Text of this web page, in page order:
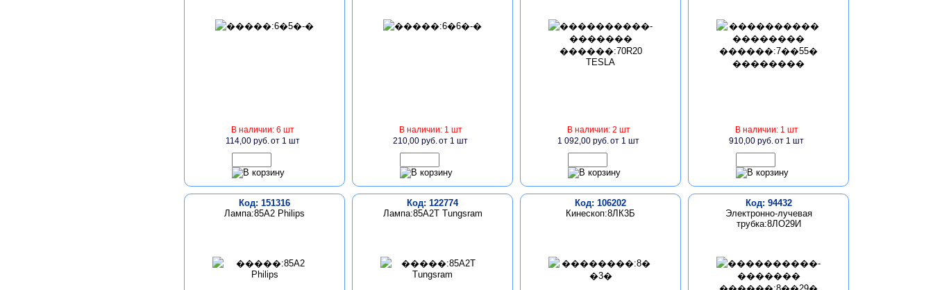
В наличии: 6 шт
114,00 руб.от 1 шт
В наличии: 1 шт
210,00 руб.от 1 шт
В наличии: 2 шт
1 092,00 руб.от 1 шт
В наличии: 1 шт
910,00 руб.от 1 шт
Код: 151316
Лампа:85A2 Philips
Код: 122774
Лампа:85A2T Tungsram
Код: 106202
Кинескоп:8ЛК3Б
Код: 94432
Электронно-лучевая
трубка:8ЛО29И